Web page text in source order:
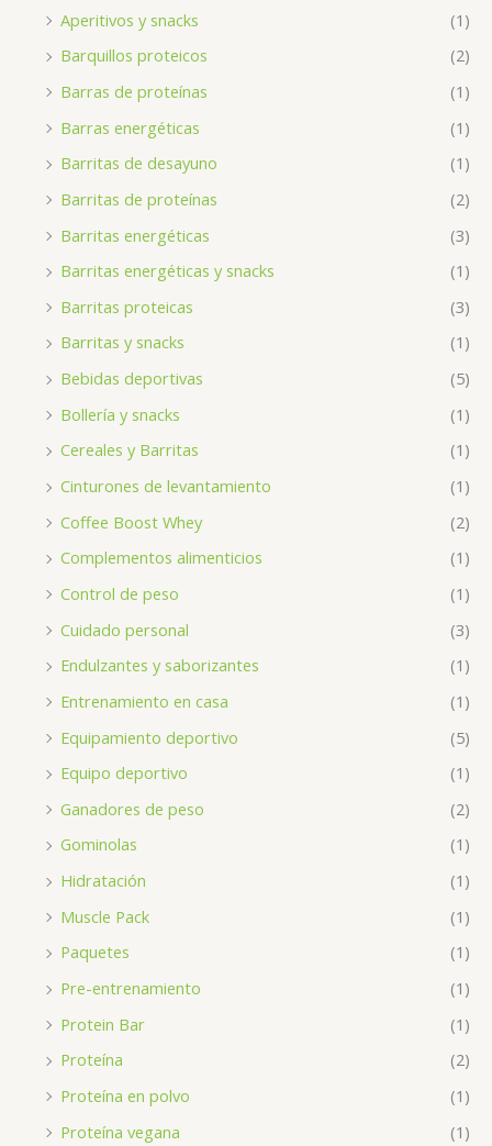
Aperitivos y snacks
(1)
Barquillos proteicos
(2)
Barras de proteínas
(1)
Barras energéticas
(1)
Barritas de desayuno
(1)
Barritas de proteínas
(2)
Barritas energéticas
(3)
Barritas energéticas y snacks
(1)
Barritas proteicas
(3)
Barritas y snacks
(1)
Bebidas deportivas
(5)
Bollería y snacks
(1)
Cereales y Barritas
(1)
Cinturones de levantamiento
(1)
Coffee Boost Whey
(2)
Complementos alimenticios
(1)
Control de peso
(1)
Cuidado personal
(3)
Endulzantes y saborizantes
(1)
Entrenamiento en casa
(1)
Equipamiento deportivo
(5)
Equipo deportivo
(1)
Ganadores de peso
(2)
Gominolas
(1)
Hidratación
(1)
Muscle Pack
(1)
Paquetes
(1)
Pre-entrenamiento
(1)
Protein Bar
(1)
Proteína
(2)
Proteína en polvo
(1)
Proteína vegana
(1)